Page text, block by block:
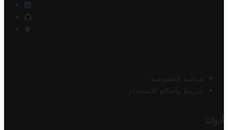
سياسة الخصوصية
شروط وأحكام الاستخدام
أدواتنا